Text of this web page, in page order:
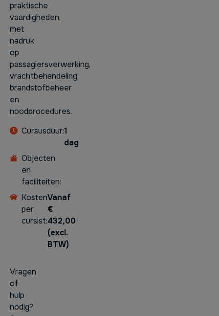
praktische
vaardigheden,
met
nadruk
op
passagiersverwerking,
vrachtbehandeling,
brandstofbeheer
en
noodprocedures.
Cursusduur:1
dag
Objecten
en
faciliteiten:
Kosten
per
cursist:
Vanaf
€
432,00
(excl.
BTW)
Vragen
of
hulp
nodig?